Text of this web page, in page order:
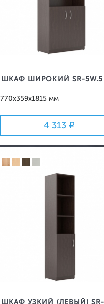
ШКАФ ШИРОКИЙ SR-5W.5
770x359x1815 мм
4 313
ШКАФ УЗКИЙ (ЛЕВЫЙ) SR-